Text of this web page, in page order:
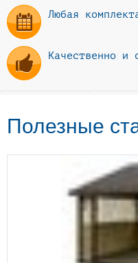
Любая
Качественно и
Полезные